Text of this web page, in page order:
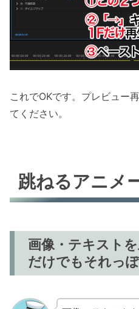
これでOKです。プレビュー
てください。
跳ねるアニメ
画像・テキスト
だけでもそれっ